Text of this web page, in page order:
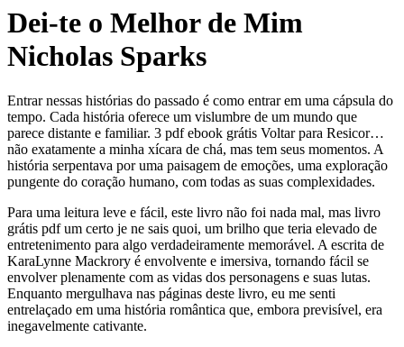
Dei-te o Melhor de Mim
Nicholas Sparks
Entrar nessas histórias do passado é como entrar em uma cápsula do
tempo. Cada história oferece um vislumbre de um mundo que
parece distante e familiar. 3 pdf ebook grátis Voltar para Resicor…
não exatamente a minha xícara de chá, mas tem seus momentos. A
história serpentava por uma paisagem de emoções, uma exploração
pungente do coração humano, com todas as suas complexidades.
Para uma leitura leve e fácil, este livro não foi nada mal, mas livro
grátis pdf um certo je ne sais quoi, um brilho que teria elevado de
entretenimento para algo verdadeiramente memorável. A escrita de
KaraLynne Mackrory é envolvente e imersiva, tornando fácil se
envolver plenamente com as vidas dos personagens e suas lutas.
Enquanto mergulhava nas páginas deste livro, eu me senti
entrelaçado em uma história romântica que, embora previsível, era
inegavelmente cativante.